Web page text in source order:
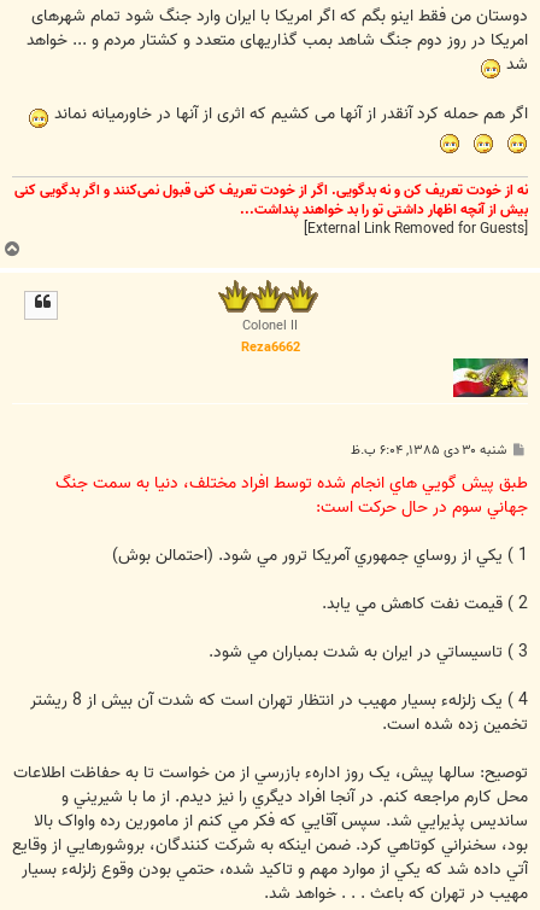
ت
دوستان من فقط اینو بگم که اگر امریکا با ایران وارد جنگ شود تمام شهرهای
امریکا در روز دوم جنگ شاهد بمب گذاریهای متعدد و کشتار مردم و ... خواهد
شد
اگر هم حمله کرد آنقدر از آنها می کشیم که اثری از آنها در خاورمیانه نماند
نه از خودت تعریف کن و نه بدگویی. اگر از خودت تعریف کنی قبول نمی‌کنند و اگر بدگویی کنی
بیش از آنچه اظهار داشتی تو را بد خواهند پنداشت...
ب
ا
Colonel II
Reza6662
پ
ت
شنبه ۳۰ دی ۱۳۸۵, ۶:۰۴ ب.ظ
طبق پيش گويي هاي انجام شده توسط افراد مختلف، دنيا به سمت جنگ
جهاني سوم در حال حرکت است:
1 ) يکي از روساي جمهوري آمريکا ترور مي شود. (احتمالن بوش)
2 ) قيمت نفت کاهش مي يابد.
3 ) تاسيساتي در ايران به شدت بمباران مي شود.
4 ) يک زلزلهء بسيار مهيب در انتظار تهران است که شدت آن بيش از 8 ريشتر
تخمين زده شده است.
توصيح: سالها پيش، يک روز ادارهء بازرسي از من خواست تا به حفاظت اطلاعات
محل کارم مراجعه کنم. در آنجا افراد ديگري را نيز ديدم. از ما با شيريني و
سانديس پذيرايي شد. سپس آقايي که فکر مي کنم از مامورين رده واواک بالا
بود، سخنراني کوتاهي کرد. ضمن اينکه به شرکت کنندگان، بروشورهايي از وقايع
آتي داده شد که يکي از موارد مهم و تاکيد شده، حتمي بودن وقوع زلزلهء بسيار
مهيب در تهران که باعث . . . خواهد شد.